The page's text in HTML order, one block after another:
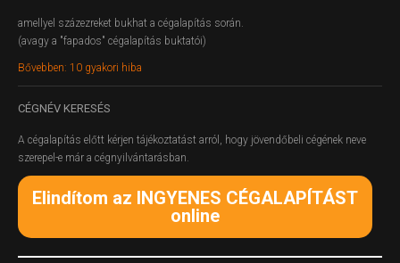
amellyel százezreket bukhat a cégalapítás során.
(avagy a "fapados" cégalapítás buktatói)
Bővebben: 10 gyakori hiba
CÉGNÉV KERESÉS
A cégalapítás előtt kérjen tájékoztatást arról, hogy jövendőbeli cégének neve
szerepel-e már a cégnyilvántarásban.
Elindítom az INGYENES CÉGALAPÍTÁST
online